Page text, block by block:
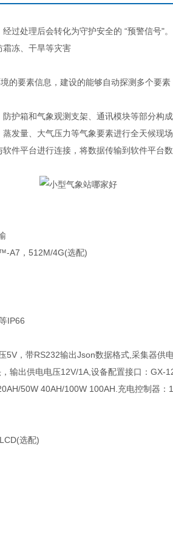
处理后会转化为守护安全的 “预警信号"
霜冻、干旱等灾害
要素信息，建设的能够自动探测多个要素
箱和气象观测支架、通讯模块等部分构
发量、大气压力等气象要素进行全天候现
件平台进行连接，将数据传输到软件平台
A7，512M/4G(选配)
IP66
，带RS232输出Json数据格式,采集器供
出供电电压12V/1A,设备配置接口：GX-
50W 40AH/100W 100AH.充电控制器：
选配)